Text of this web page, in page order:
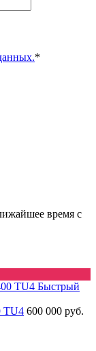
*
время с
Быстрый
TU4 600 000 руб.